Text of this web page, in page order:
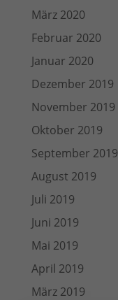
März 2020
Februar 2020
Januar 2020
Dezember 2019
November 2019
Oktober 2019
September 2019
August 2019
Juli 2019
Juni 2019
Mai 2019
April 2019
März 2019